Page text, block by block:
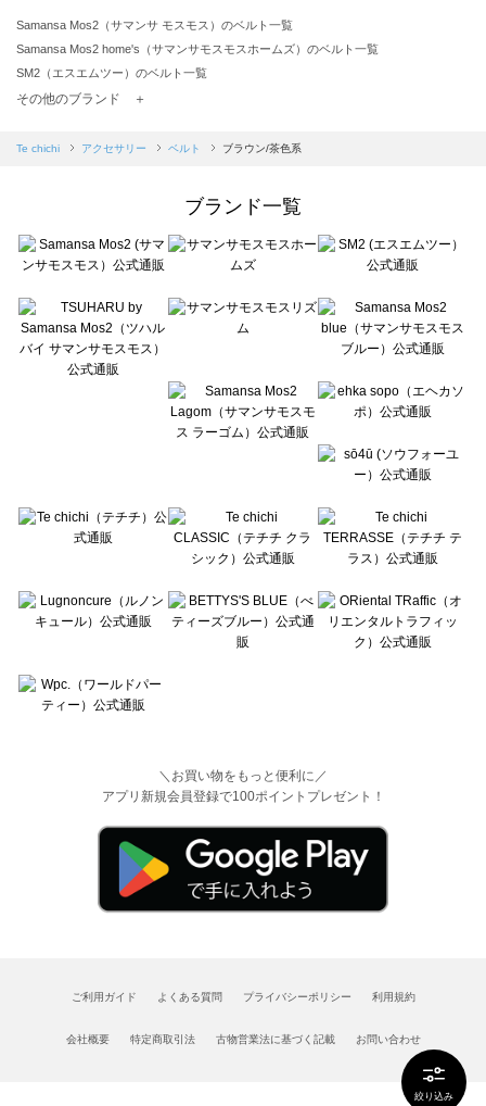
絞り込み
Samansa Mos2（サマンサ モスモス）のベルト一覧
Samansa Mos2 home's（サマンサモスモスホームズ）のベルト一覧
SM2（エスエムツー）のベルト一覧
TSUHARU by Samansa Mos2（ツハルバイサマンサモスモス）のベルト一覧
Samansa Mos2 blue（サマンサモスモス ブルー）のベルト一覧
sō4ū（ソウフォーユー）のベルト一覧
Te chichi（テチチ）のベルト一覧
Te chichi CLASSIC（テチチ クラシック）のベルト一覧
Lugnoncure（ルノンキュール）のベルト一覧
BETTY'S BLUE（べティーズブルー）のベルト一覧
Wpc.（ワールドパーティー）のベルト一覧
その他のブランド ＋
Te chichi アクセサリー ベルト ブラウン/茶色系
ブランド一覧
＼お買い物をもっと便利に／
アプリ新規会員登録で100ポイントプレゼント！
ご利用ガイド よくある質問 プライバシーポリシー 利用規約
会社概要 特定商取引法 古物営業法に基づく記載 お問い合わせ